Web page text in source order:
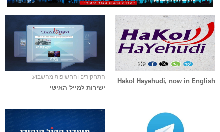
Hakol Hayehudi, now in English
התחקירים והחשיפות מהשבוע
ישירות למייל האישי